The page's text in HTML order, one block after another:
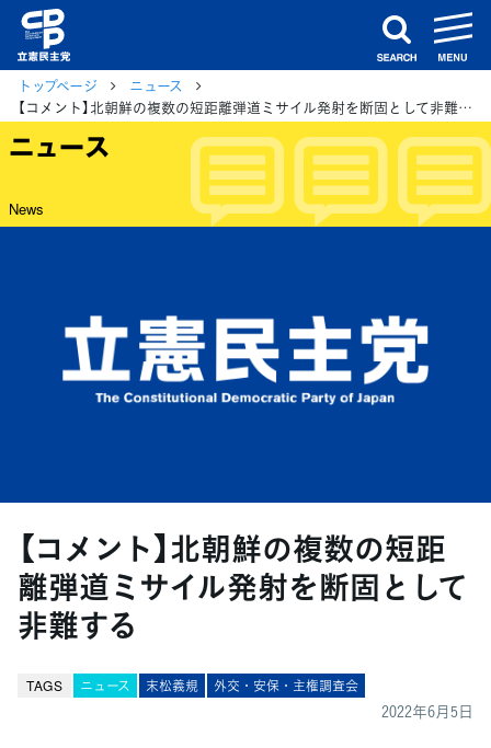
search
トップページ
ニュース
【コメント】北朝鮮の複数の短距離弾道ミサイル発射を断固として非難する
ニュース
News
【コメント】北朝鮮の複数の短距
離弾道ミサイル発射を断固として
非難する
TAGS ニュース 末松義規 外交・安保・主権調査会
2022年6月5日